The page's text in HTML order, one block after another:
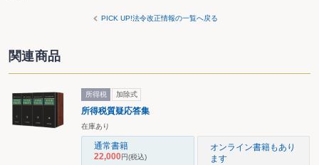
PICK UP!法令改正情報の一覧へ戻る
関連商品
所得税 加除式
所得税質疑応答集
在庫あり
通常書籍
22,000円(税込)
オンライン書籍もあり
ます